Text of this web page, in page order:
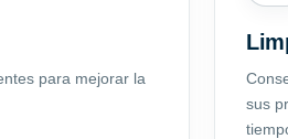
para mejorar la
sus